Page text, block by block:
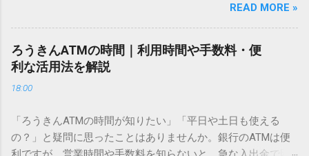
は、JIS規格（日本産業規格）によって「第1水準」「第2水
準」といった形で整理されています。しかし、人名や地名に
使われる非常に古い漢字（旧字）や、特定の組織だけで作ら
れた「外字」は、この一般的な変換リストに含まれていない
ン上のすべての文字には、いわば「住所」のような番号が割
り振られています。変換候補に出ない文字でも、この住所
（コード）を直接指定すれば、確実に呼び出すことができる
ことに申し訳なさを感じたりすることもあるかもしれませ
ん。 「もっとスムーズに、自分のタイミングで受け取りた
い」 「わざわざ電話をかけずに、スマホ一つで完結させた
い」 そんな願いを叶えてくれるのが、佐川急便の会員制サー
ビス「スマートクラブ」と、LINEや公式アプリの連携です。
これらを活用するだけで、再配達のストレスは驚くほど軽く
受け取り術と、連携による具体的なメリットを徹底解説しま
す。 佐川急便の再配達が劇的に変わる「スマートクラブ」と
READ MORE »
ろうきんATMの時間｜利用時間や手数料・便
利な活用法を解説
18:00
「ろうきんATMの時間が知りたい」「平日や土日も使える
の？」と疑問に思ったことはありませんか。銀行のATMは便